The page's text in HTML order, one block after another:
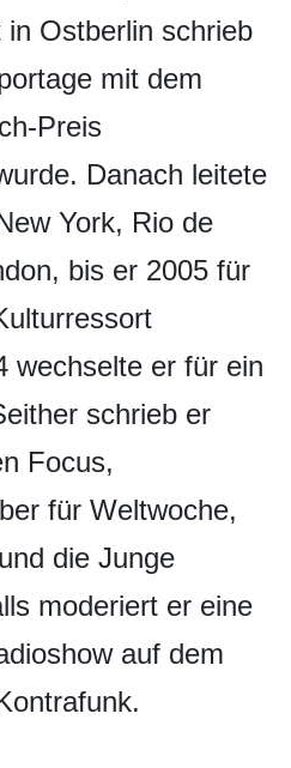
Ostberlin schrieb
mit dem
Preis
Danach leitete
York, Rio de
bis er 2005 für
wechselte er für ein
schrieb er
Focus,
für Weltwoche,
die Junge
moderiert er eine
auf dem